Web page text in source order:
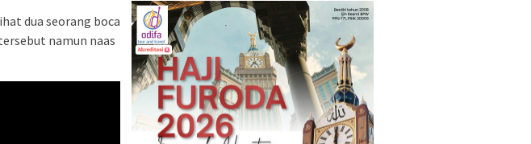
dua seorang boca
namun naas